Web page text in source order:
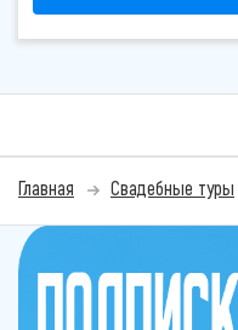
Главная Свадебные туры